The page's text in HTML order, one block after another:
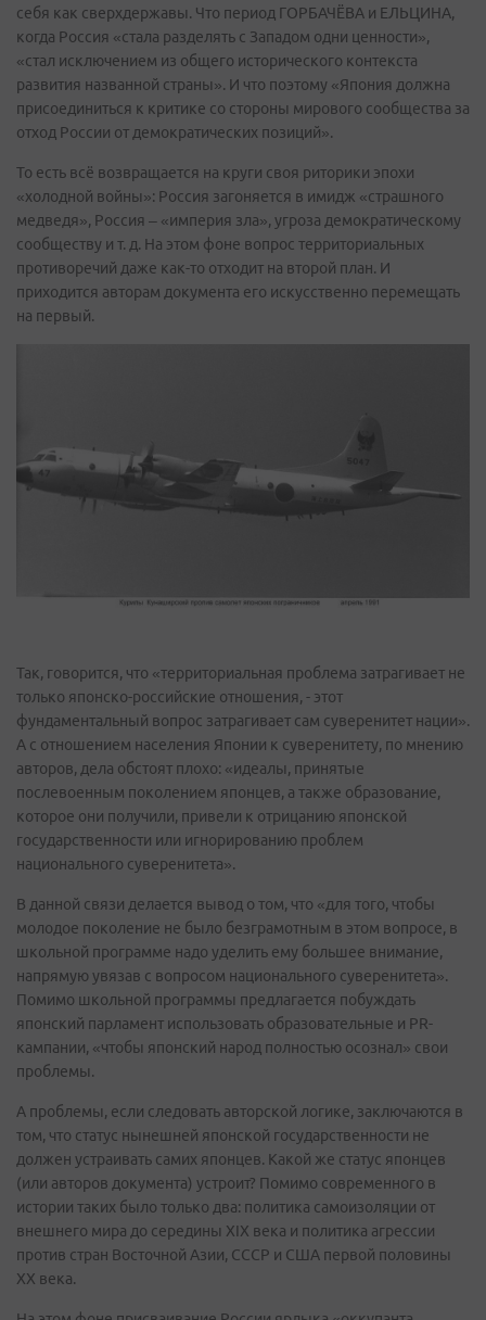
себя как сверхдержавы. Что период ГОРБАЧЁВА и ЕЛЬЦИНА,
когда Россия «стала разделять с Западом одни ценности»,
«стал исключением из общего исторического контекста
развития названной страны». И что поэтому «Япония должна
присоединиться к критике со стороны мирового сообщества за
отход России от демократических позиций».
То есть всё возвращается на круги своя риторики эпохи
«холодной войны»: Россия загоняется в имидж «страшного
медведя», Россия – «империя зла», угроза демократическому
сообществу и т. д. На этом фоне вопрос территориальных
противоречий даже как-то отходит на второй план. И
приходится авторам документа его искусственно перемещать
на первый.
Так, говорится, что «территориальная проблема затрагивает не
только японско-российские отношения, - этот
фундаментальный вопрос затрагивает сам суверенитет нации».
А с отношением населения Японии к суверенитету, по мнению
авторов, дела обстоят плохо: «идеалы, принятые
послевоенным поколением японцев, а также образование,
которое они получили, привели к отрицанию японской
государственности или игнорированию проблем
национального суверенитета».
В данной связи делается вывод о том, что «для того, чтобы
молодое поколение не было безграмотным в этом вопросе, в
школьной программе надо уделить ему большее внимание,
напрямую увязав с вопросом национального суверенитета».
Помимо школьной программы предлагается побуждать
японский парламент использовать образовательные и PR-
кампании, «чтобы японский народ полностью осознал» свои
проблемы.
А проблемы, если следовать авторской логике, заключаются в
том, что статус нынешней японской государственности не
должен устраивать самих японцев. Какой же статус японцев
(или авторов документа) устроит? Помимо современного в
истории таких было только два: политика самоизоляции от
внешнего мира до середины XIX века и политика агрессии
против стран Восточной Азии, СССР и США первой половины
XX века.